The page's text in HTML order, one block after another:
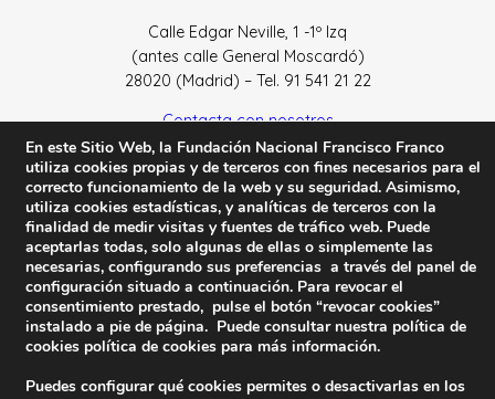
Calle Edgar Neville, 1 -1º Izq
(antes calle General Moscardó)
28020 (Madrid) – Tel. 91 541 21 22
Contacta con nosotros
Política de Privacidad y protección de datos– Sus datos
son seguros–Política de Cookies–Condiciones Generales
de uso
Facebook
Twitter
YouTube
© 2023 FNFF | Todos los derechos reservados.
En este Sitio Web, la Fundación Nacional Francisco Franco
utiliza cookies propias y de terceros con fines necesarios para el
correcto funcionamiento de la web y su seguridad. Asimismo,
utiliza cookies estadísticas, y analíticas de terceros con la
finalidad de medir visitas y fuentes de tráfico web. Puede
aceptarlas todas, solo algunas de ellas o simplemente las
necesarias, configurando sus preferencias a través del panel de
configuración situado a continuación. Para revocar el
consentimiento prestado, pulse el botón “revocar cookies”
instalado a pie de página. Puede consultar nuestra política de
cookies política de cookies para más información.
Puedes configurar qué cookies permites o desactivarlas en los